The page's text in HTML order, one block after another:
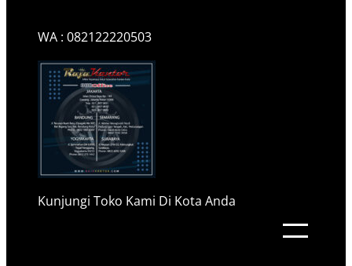
WA : 082122220503
Kunjungi Toko Kami Di Kota Anda